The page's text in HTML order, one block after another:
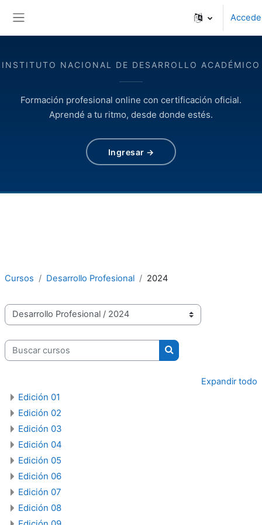
INSTITUTO NACIONAL DE DESARROLLO ACADÉMICO
Formación profesional online con certificación oficial.
Aprendé a tu ritmo, desde donde estés.
Ingresar →
Cursos Desarrollo Profesional 2024
Categorías
Buscar cursos
Buscar cursos
Expandir todo
Edición 01
Edición 02
Edición 03
Edición 04
Edición 05
Edición 06
Edición 07
Edición 08